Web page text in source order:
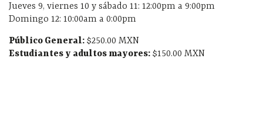
Jueves 9, viernes 10 y sábado 11: 12:00pm a 9:00pm
Domingo 12: 10:00am a 0:00pm
Público General: $250.00 MXN
Estudiantes y adultos mayores: $150.00 MXN